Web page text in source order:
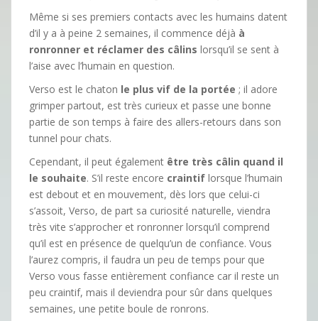
Même si ses premiers contacts avec les humains datent
d’il y a à peine 2 semaines, il commence déjà à
ronronner et réclamer des câlins lorsqu’il se sent à
l’aise avec l’humain en question.
Verso est le chaton le plus vif de la portée ; il adore
grimper partout, est très curieux et passe une bonne
partie de son temps à faire des allers-retours dans son
tunnel pour chats.
Cependant, il peut également être très câlin quand il
le souhaite. S’il reste encore craintif lorsque l’humain
est debout et en mouvement, dès lors que celui-ci
s’assoit, Verso, de part sa curiosité naturelle, viendra
très vite s’approcher et ronronner lorsqu’il comprend
qu’il est en présence de quelqu’un de confiance. Vous
l’aurez compris, il faudra un peu de temps pour que
Verso vous fasse entièrement confiance car il reste un
peu craintif, mais il deviendra pour sûr dans quelques
semaines, une petite boule de ronrons.